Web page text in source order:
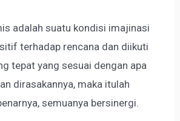
adalah suatu kondisi imajinasi
terhadap rencana dan diikuti
tepat yang sesuai dengan apa
dirasakannya, maka itulah
semuanya bersinergi.